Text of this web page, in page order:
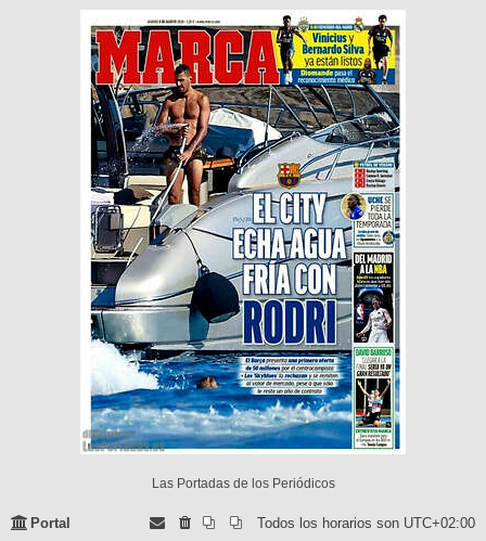
Las Portadas de los Periódicos
Portal Todos los horarios son UTC+02:00